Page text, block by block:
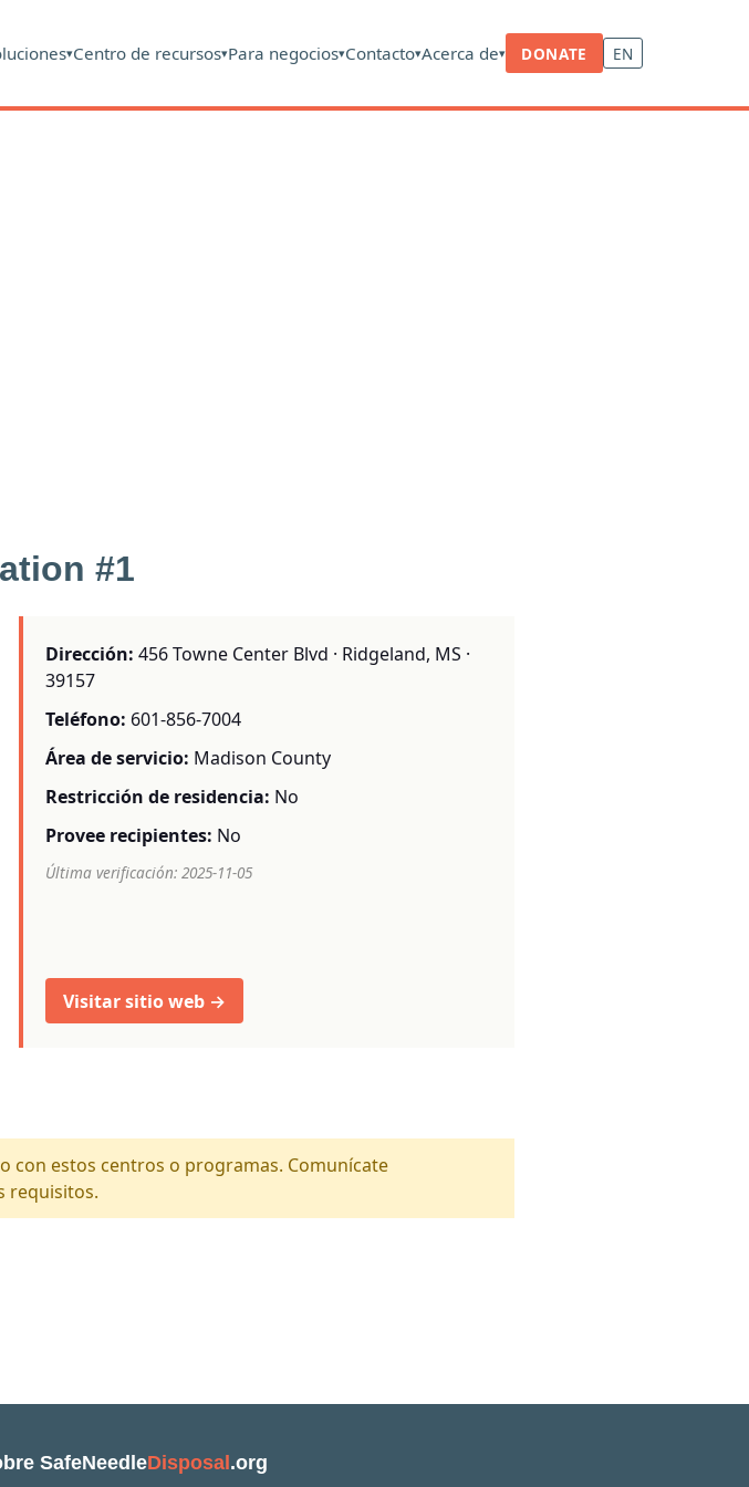
▾Centro de recursos▾Para negocios▾Contacto▾Acerca de▾ DONATE EN
#1
Dirección: 456 Towne Center Blvd · Ridgeland, MS ·
39157
Teléfono: 601-856-7004
Área de servicio: Madison County
Restricción de residencia: No
Provee recipientes: No
Última verificación: 2025-11-05
Visitar sitio web →
con estos centros o programas. Comunícate
requisitos.
SafeNeedleDisposal.org